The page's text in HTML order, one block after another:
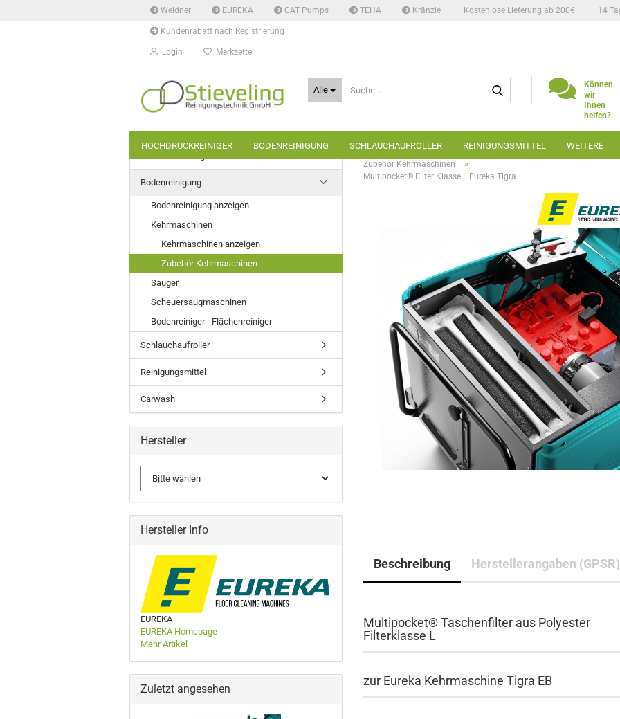
Weidner EUREKA CAT Pumps TEHA Kränzle Kostenlose Lieferung ab 200€ 14
Kundenrabatt nach Registrierung
Login Merkzettel
Alle
Können
wir
Ihnen
helfen?
6666
HOCHDRUCKREINIGER BODENREINIGUNG SCHLAUCHAUFROLLER REINIGUNGSMITTEL WEITERE
Startseite » Bodenreinigung » Kehrmaschinen »
Zubehör Kehrmaschinen »
Multipocket® Filter Klasse L Eureka Tigra
Beschreibung Herstellerangaben (GPSR)
Multipocket® Taschenfilter aus Polyester
Filterklasse L
zur Eureka Kehrmaschine Tigra EB
Bodenreinigung
Bodenreinigung anzeigen
Kehrmaschinen
Kehrmaschinen anzeigen
Zubehör Kehrmaschinen
Sauger
Scheuersaugmaschinen
Bodenreiniger - Flächenreiniger
Schlauchaufroller
Reinigungsmittel
Carwash
Hersteller
Hersteller Info
EUREKA
EUREKA Homepage
Mehr Artikel
Zuletzt angesehen